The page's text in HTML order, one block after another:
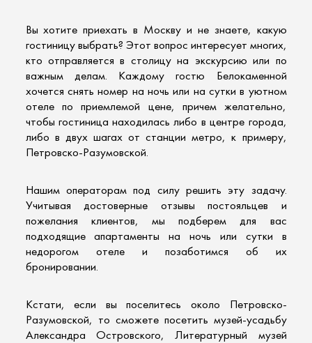
Вы хотите приехать в Москву и не знаете, какую
гостиницу выбрать? Этот вопрос интересует многих,
кто отправляется в столицу на экскурсию или по
важным делам. Каждому гостю Белокаменной
хочется снять номер на ночь или на сутки в уютном
отеле по приемлемой цене, причем желательно,
чтобы гостиница находилась либо в центре города,
либо в двух шагах от станции метро, к примеру,
Петровско-Разумовской.
Нашим операторам под силу решить эту задачу.
Учитывая достоверные отзывы постояльцев и
пожелания клиентов, мы подберем для вас
подходящиеапартаменты на ночь или сутки в
недорогом отеле и позаботимся об их
бронировании.
Кстати, если вы поселитесь около Петровско-
Разумовской, то сможете посетить музей-усадьбу
Александра Островского, Литературный музей